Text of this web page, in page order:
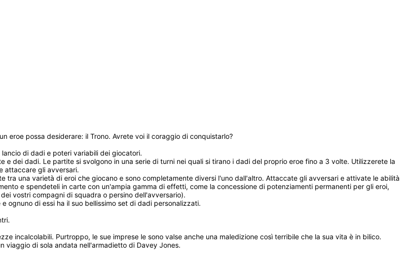
eroe possa desiderare: il Trono. Avrete voi il coraggio di conquistarlo?
di dadi e poteri variabili dei giocatori.
dei dadi. Le partite si svolgono in una serie di turni nei quali si tirano i dadi del proprio eroe fino a 3 volte. Utilizzerete la
attaccare gli avversari.
una varietà di eroi che giocano e sono completamente diversi l'uno dall'altro. Attaccate gli avversari e attivate le abilità
e spendeteli in carte con un'ampia gamma di effetti, come la concessione di potenziamenti permanenti per gli eroi,
vostri compagni di squadra o persino dell'avversario).
ognuno di essi ha il suo bellissimo set di dadi personalizzati.
incalcolabili. Purtroppo, le sue imprese le sono valse anche una maledizione così terribile che la sua vita è in bilico.
viaggio di sola andata nell'armadietto di Davey Jones.